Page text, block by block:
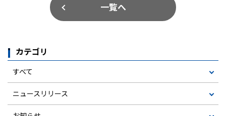
一覧へ
カテゴリ
すべて
ニュースリリース